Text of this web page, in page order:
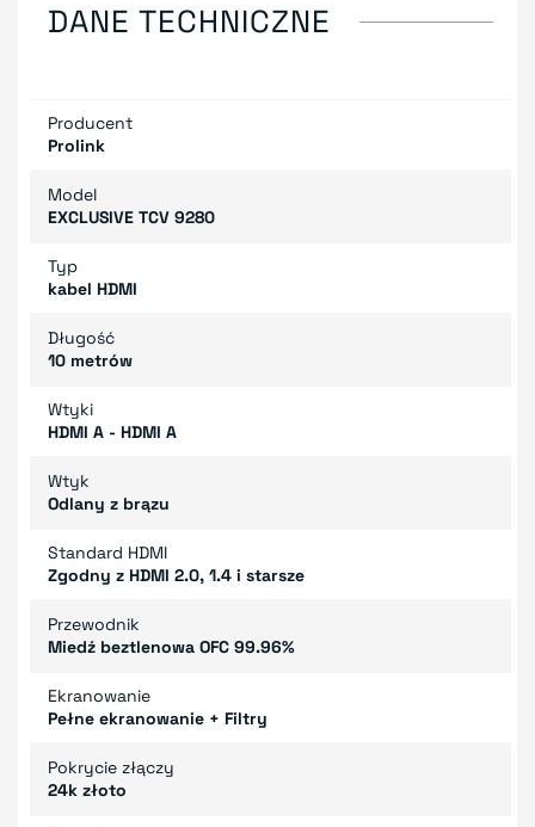
DANE TECHNICZNE
Producent
Prolink
Model
EXCLUSIVE TCV 9280
Typ
kabel HDMI
Długość
10 metrów
Wtyki
HDMI A - HDMI A
Wtyk
Odlany z brązu
Standard HDMI
Zgodny z HDMI 2.0, 1.4 i starsze
Przewodnik
Miedź beztlenowa OFC 99.96%
Ekranowanie
Pełne ekranowanie + Filtry
Pokrycie złączy
24k złoto